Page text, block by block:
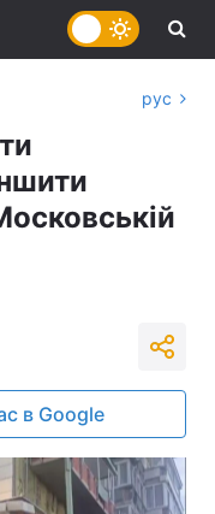
рус
в Google